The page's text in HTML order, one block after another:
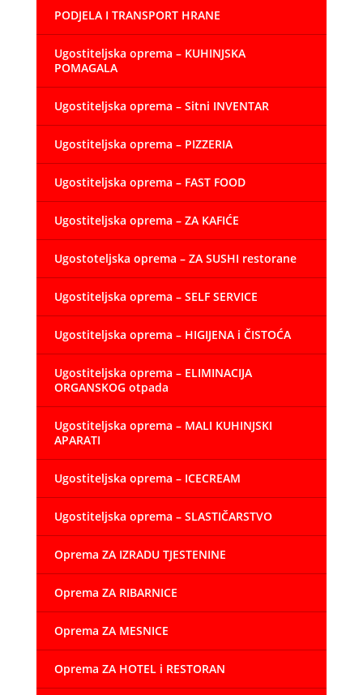
PODJELA I TRANSPORT HRANE
Ugostiteljska oprema – KUHINJSKA
POMAGALA
Ugostiteljska oprema – Sitni INVENTAR
Ugostiteljska oprema – PIZZERIA
Ugostiteljska oprema – FAST FOOD
Ugostiteljska oprema – ZA KAFIĆE
Ugostoteljska oprema – ZA SUSHI restorane
Ugostiteljska oprema – SELF SERVICE
Ugostiteljska oprema – HIGIJENA i ČISTOĆA
Ugostiteljska oprema – ELIMINACIJA
ORGANSKOG otpada
Ugostiteljska oprema – MALI KUHINJSKI
APARATI
Ugostiteljska oprema – ICECREAM
Ugostiteljska oprema – SLASTIČARSTVO
Oprema ZA IZRADU TJESTENINE
Oprema ZA RIBARNICE
Oprema ZA MESNICE
Oprema ZA HOTEL i RESTORAN